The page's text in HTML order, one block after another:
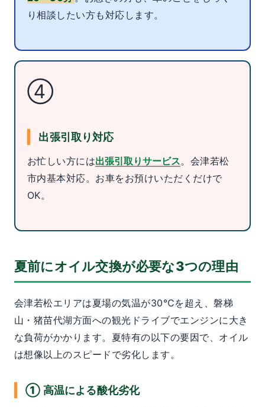
り相談したい方も対応します。
④
出張引取り対応
お忙しい方には出張引取りサービス。会津若松
市内基本対応。お車をお預けいただくだけで
OK。
夏前にオイル交換が必要な3つの理由
会津若松エリアは夏場の気温が30℃を超え、磐梯
山・猪苗代湖方面への観光ドライブでエンジンに大き
な負荷がかかります。夏特有の以下の要因で、オイル
は想像以上のスピードで劣化します。
① 高温による酸化劣化